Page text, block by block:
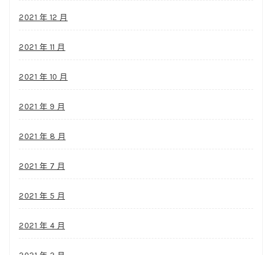
2021 年 12 月
2021 年 11 月
2021 年 10 月
2021 年 9 月
2021 年 8 月
2021 年 7 月
2021 年 5 月
2021 年 4 月